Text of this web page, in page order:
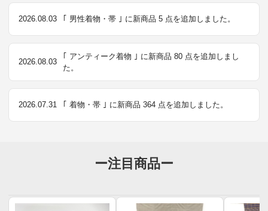
2026.08.03 ｢ 男性着物・帯 ｣ に新商品 5 点を追加しました。
2026.08.03
｢ アンティーク着物 ｣ に新商品 80 点を追加しまし
た。
2026.07.31 ｢ 着物・帯 ｣ に新商品 364 点を追加しました。
ー注目商品ー